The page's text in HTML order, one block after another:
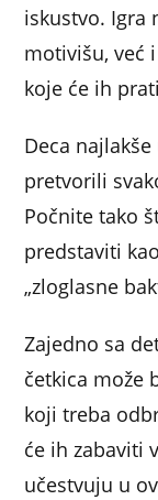
iskustvo. Igra
motivišu, već
koje će ih
Deca
pretvorili
Počnite tako
predstaviti
„zloglasne
Zajedno sa
četkica može
koji treba
će ih zabaviti
učestvuju u